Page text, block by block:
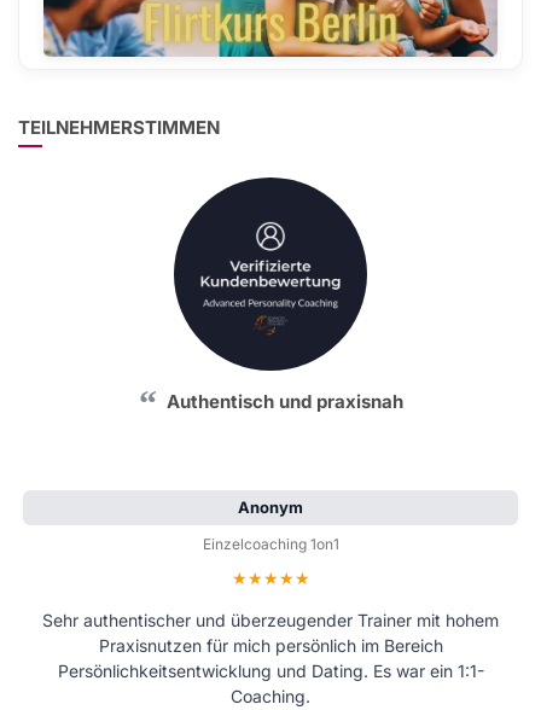
TEILNEHMERSTIMMEN
Authentisch und praxisnah
Anonym
Einzelcoaching 1on1
Bewertung: 5 von 5 Sternen
Sehr authentischer und überzeugender Trainer mit hohem
Praxisnutzen für mich persönlich im Bereich
Persönlichkeitsentwicklung und Dating. Es war ein 1:1-
Coaching.